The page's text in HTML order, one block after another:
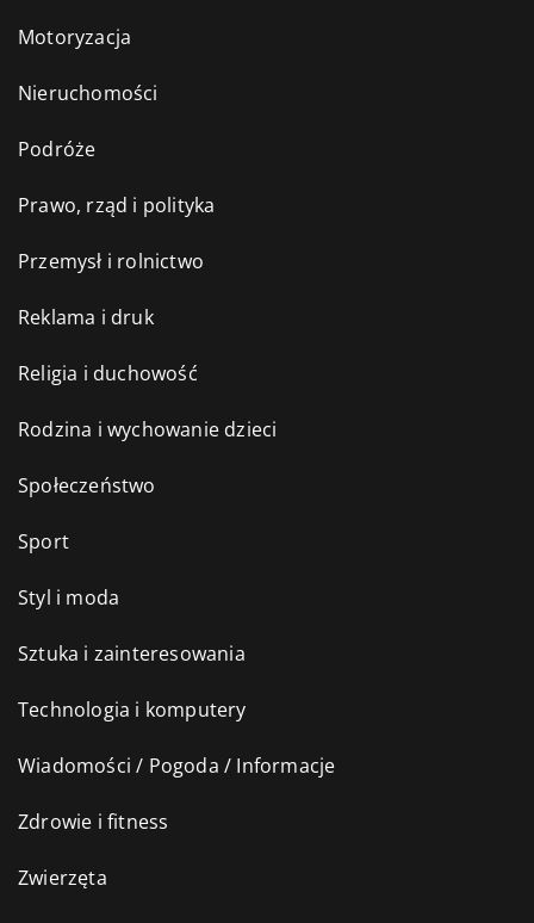
Motoryzacja
Nieruchomości
Podróże
Prawo, rząd i polityka
Przemysł i rolnictwo
Reklama i druk
Religia i duchowość
Rodzina i wychowanie dzieci
Społeczeństwo
Sport
Styl i moda
Sztuka i zainteresowania
Technologia i komputery
Wiadomości / Pogoda / Informacje
Zdrowie i fitness
Zwierzęta